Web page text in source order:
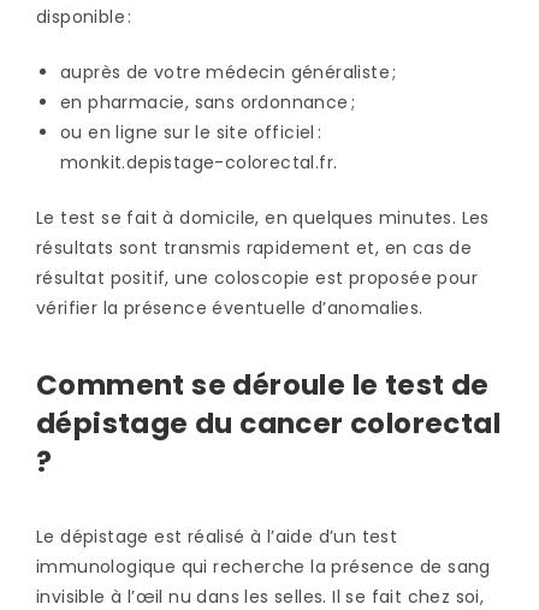
disponible :
auprès de votre médecin généraliste ;
en pharmacie, sans ordonnance ;
ou en ligne sur le site officiel :
monkit.depistage-colorectal.fr.
Le test se fait à domicile, en quelques minutes. Les
résultats sont transmis rapidement et, en cas de
résultat positif, une coloscopie est proposée pour
vérifier la présence éventuelle d’anomalies.
Comment se déroule le test de
dépistage du cancer colorectal
?
Le dépistage est réalisé à l’aide d’un test
immunologique qui recherche la présence de sang
invisible à l’œil nu dans les selles. Il se fait chez soi,